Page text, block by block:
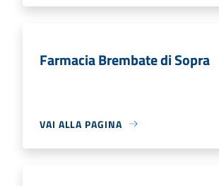
Farmacia Brembate di Sopra
VAI ALLA PAGINA